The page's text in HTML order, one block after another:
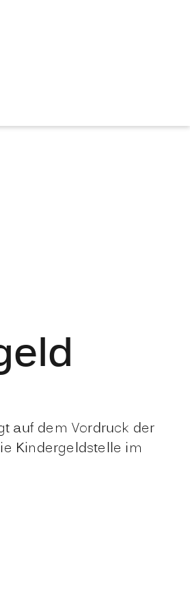
auf dem Vordruck der
Kindergeldstelle im